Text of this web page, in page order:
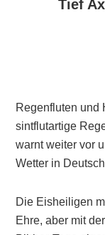
Tief
Regenfluten und
sintflutartige
warnt weiter vor
Wetter in
Die Eisheiligen
Ehre, aber mit